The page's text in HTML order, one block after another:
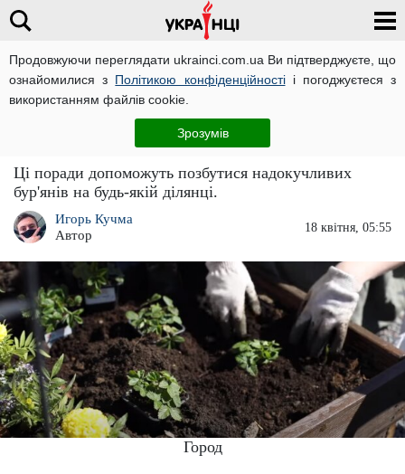
Продовжуючи переглядати ukrainci.com.ua Ви підтверджуєте, що
ознайомилися з Політикою конфіденційностіі погоджуєтеся з
використанням файлів cookie.
Зрозумів
Важливо
На дачі та городі не буде жодного бур'яну:
секрети досвідчених агрономів
Ці поради допоможуть позбутися надокучливих
бур'янів на будь-якій ділянці.
Игорь Кучма
Автор
18 квітня, 05:55
Город